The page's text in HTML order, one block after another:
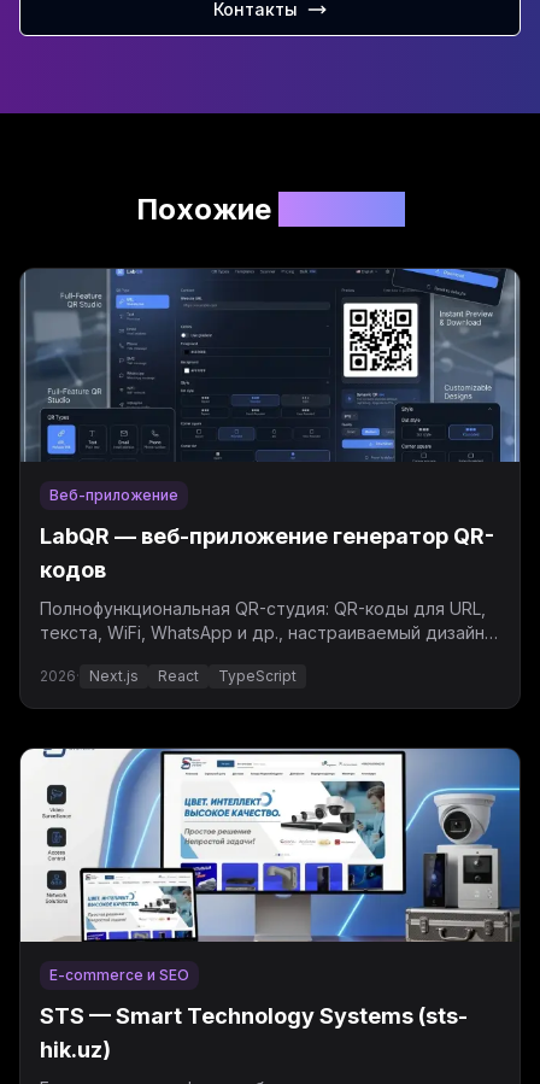
Контакты
Похожие
Веб-приложение
LabQR — веб-приложение генератор QR-
кодов
Полнофункциональная QR-студия: QR-коды для URL,
текста, WiFi, WhatsApp и др., настраиваемый дизайн,
2026· Next.js React TypeScript
E-commerce и SEO
STS — Smart Technology Systems (sts-
hik.uz)